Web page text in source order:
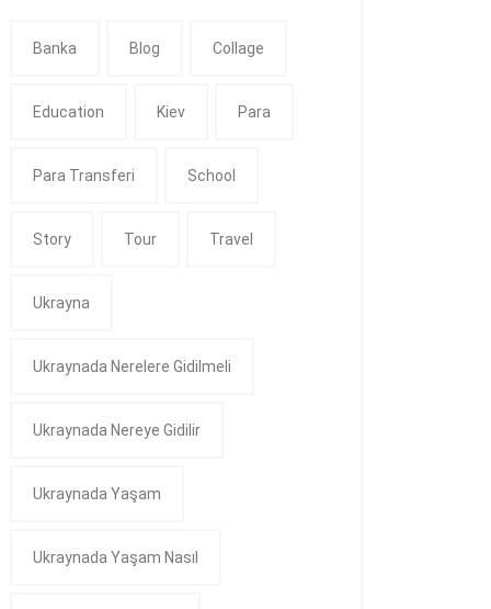
Banka Blog Collage
Education Kiev Para
Para Transferi School
Story Tour Travel
Ukrayna
Ukraynada Nerelere Gidilmeli
Ukraynada Nereye Gidilir
Ukraynada Yaşam
Ukraynada Yaşam Nasıl